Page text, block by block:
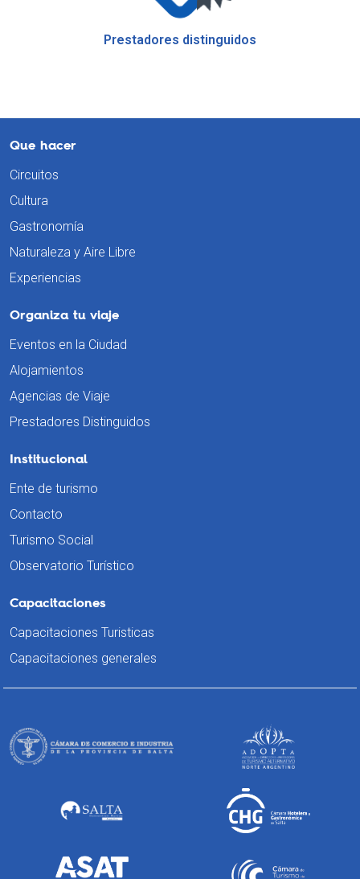
Prestadores distinguidos
Que hacer
Circuitos
Cultura
Gastronomía
Naturaleza y Aire Libre
Experiencias
Organiza tu viaje
Eventos en la Ciudad
Alojamientos
Agencias de Viaje
Prestadores Distinguidos
Institucional
Ente de turismo
Contacto
Turismo Social
Observatorio Turístico
Capacitaciones
Capacitaciones Turisticas
Capacitaciones generales